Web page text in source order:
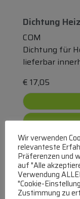
Dichtung
COM
Dichtung für
lieferbar
€ 17,05
Wir verwenden
relevanteste
Präferenzen und
auf "Alle
Verwendung
"Cookie-
Zustimmung zu